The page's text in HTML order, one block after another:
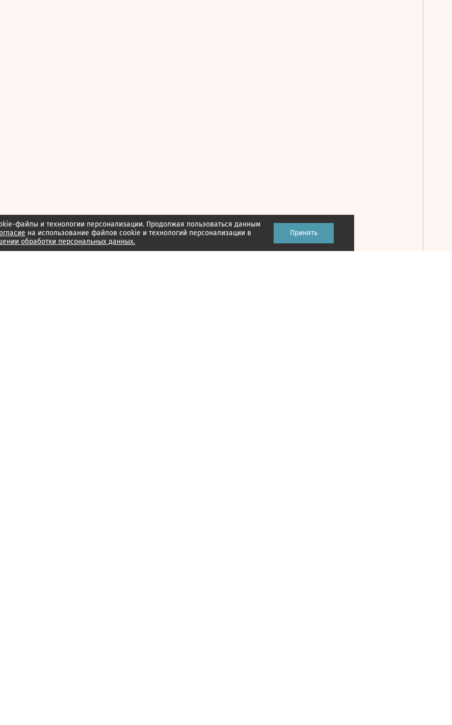
файлы и технологии персонализации. Продолжая пользоваться данным
на использование файлов cookie и технологий персонализации в
обработки персональных данных.
Принять